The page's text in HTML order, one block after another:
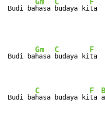
Budi ba
Gm
hasa
C
budaya ki
F
ta
Budi ba
Gm
hasa
C
budaya ki
F
ta
Budi ba
C
hasa budaya ki
F
ta